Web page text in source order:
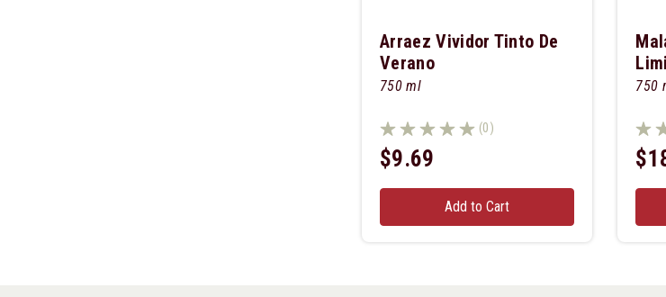
Arraez Vividor Tinto De
Verano
750 ml
(0)
$9.69
Add to Cart
750